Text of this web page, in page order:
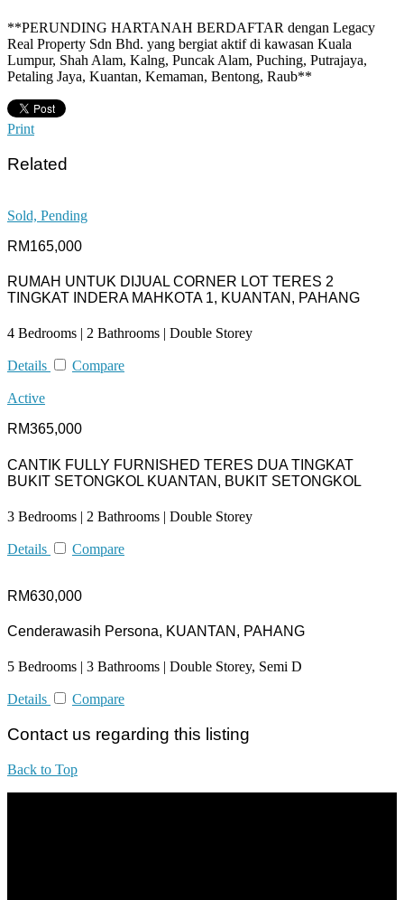
**PERUNDING HARTANAH BERDAFTAR dengan Legacy
Real Property Sdn Bhd. yang bergiat aktif di kawasan Kuala
Lumpur, Shah Alam, Kalng, Puncak Alam, Puching, Putrajaya,
Petaling Jaya, Kuantan, Kemaman, Bentong, Raub**
Print
Related
Sold, Pending
RM165,000
RUMAH UNTUK DIJUAL CORNER LOT TERES 2
TINGKAT INDERA MAHKOTA 1, KUANTAN, PAHANG
4 Bedrooms | 2 Bathrooms | Double Storey
Details Compare
Active
RM365,000
CANTIK FULLY FURNISHED TERES DUA TINGKAT
BUKIT SETONGKOL KUANTAN, BUKIT SETONGKOL
3 Bedrooms | 2 Bathrooms | Double Storey
Details Compare
RM630,000
Cenderawasih Persona, KUANTAN, PAHANG
5 Bedrooms | 3 Bathrooms | Double Storey, Semi D
Details Compare
Contact us regarding this listing
Back to Top